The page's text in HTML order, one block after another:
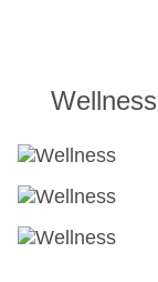
Wellness